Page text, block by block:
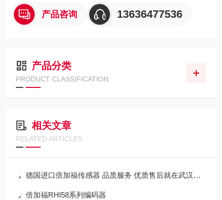
产品咨询 13636477536
产品分类
PRODUCT CLASSIFICATION
相关文章
RELATED ARTICLES
德国进口倍加福传感器 品质服务 优质售后就在武汉西尔福
倍加福RHI58系列编码器